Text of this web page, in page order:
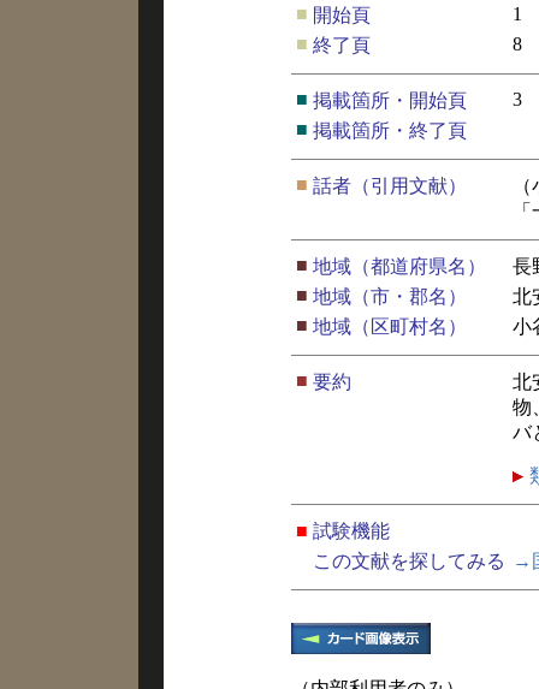
■ 開始頁
1
■ 終了頁 8
■ 掲載箇所・開始頁
3
■ 掲載箇所・終了頁
■ 話者（引用文献）
■ 地域（都道府県名）
長
■ 地域（市・郡名）
北
■ 地域（区町村名） 小
■ 要約
北
物
バ
■ 試験機能
この文献を探してみる
→